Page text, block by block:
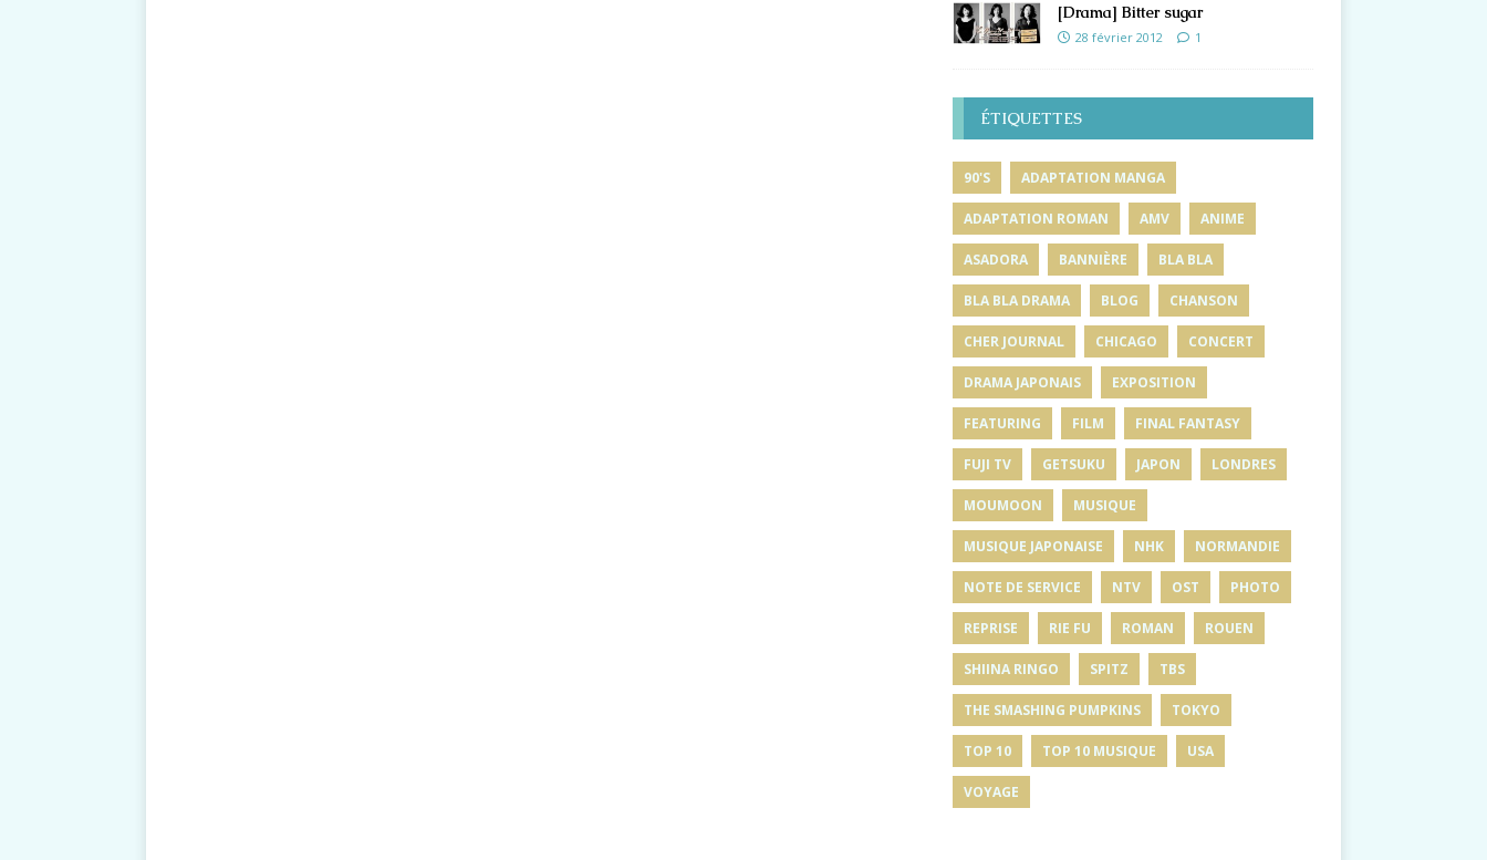
[Drama] Bitter sugar
28 février 2012 1
ÉTIQUETTES
90'S ADAPTATION MANGA
ADAPTATION ROMAN AMV ANIME
ASADORA BANNIÈRE BLA BLA
BLA BLA DRAMA BLOG CHANSON
CHER JOURNAL CHICAGO CONCERT
DRAMA JAPONAIS EXPOSITION
FEATURING FILM FINAL FANTASY
FUJI TV GETSUKU JAPON LONDRES
MOUMOON MUSIQUE
MUSIQUE JAPONAISE NHK NORMANDIE
NOTE DE SERVICE NTV OST PHOTO
REPRISE RIE FU ROMAN ROUEN
SHIINA RINGO SPITZ TBS
THE SMASHING PUMPKINS TOKYO
TOP 10 TOP 10 MUSIQUE USA
VOYAGE